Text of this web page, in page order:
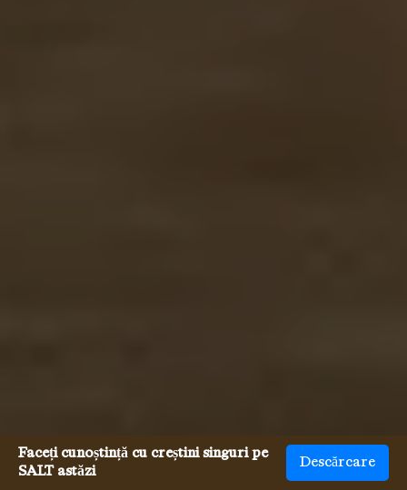
Faceți cunoștință cu creștini singuri pe
SALT astăzi
Descărcare